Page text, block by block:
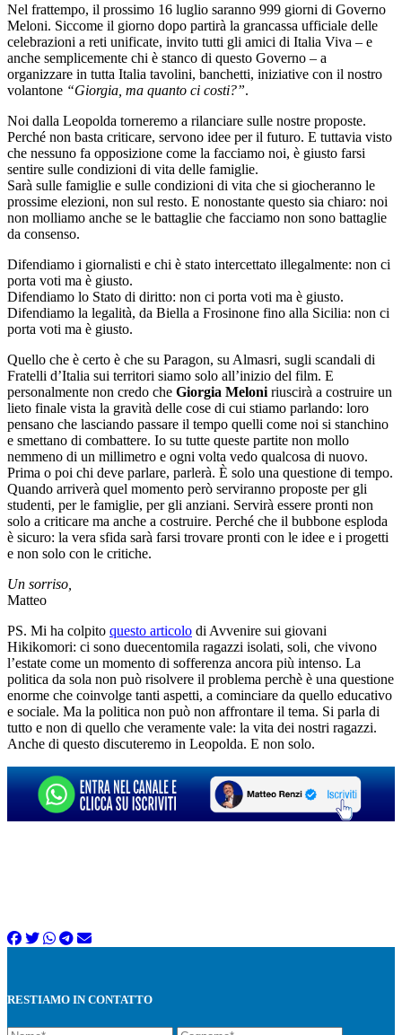
Nel frattempo, il prossimo 16 luglio saranno 999 giorni di Governo
Meloni. Siccome il giorno dopo partirà la grancassa ufficiale delle
celebrazioni a reti unificate, invito tutti gli amici di Italia Viva – e
anche semplicemente chi è stanco di questo Governo – a
organizzare in tutta Italia tavolini, banchetti, iniziative con il nostro
volantone “Giorgia, ma quanto ci costi?”.
Noi dalla Leopolda torneremo a rilanciare sulle nostre proposte.
Perché non basta criticare, servono idee per il futuro. E tuttavia visto
che nessuno fa opposizione come la facciamo noi, è giusto farsi
sentire sulle condizioni di vita delle famiglie.
Sarà sulle famiglie e sulle condizioni di vita che si giocheranno le
prossime elezioni, non sul resto. E nonostante questo sia chiaro: noi
non molliamo anche se le battaglie che facciamo non sono battaglie
da consenso.
Difendiamo i giornalisti e chi è stato intercettato illegalmente: non ci
porta voti ma è giusto.
Difendiamo lo Stato di diritto: non ci porta voti ma è giusto.
Difendiamo la legalità, da Biella a Frosinone fino alla Sicilia: non ci
porta voti ma è giusto.
Quello che è certo è che su Paragon, su Almasri, sugli scandali di
Fratelli d’Italia sui territori siamo solo all’inizio del film. E
personalmente non credo che Giorgia Meloni riuscirà a costruire un
lieto finale vista la gravità delle cose di cui stiamo parlando: loro
pensano che lasciando passare il tempo quelli come noi si stanchino
e smettano di combattere. Io su tutte queste partite non mollo
nemmeno di un millimetro e ogni volta vedo qualcosa di nuovo.
Prima o poi chi deve parlare, parlerà. È solo una questione di tempo.
Quando arriverà quel momento però serviranno proposte per gli
studenti, per le famiglie, per gli anziani. Servirà essere pronti non
solo a criticare ma anche a costruire. Perché che il bubbone esploda
è sicuro: la vera sfida sarà farsi trovare pronti con le idee e i progetti
e non solo con le critiche.
Un sorriso,
Matteo
PS. Mi ha colpito questo articolo di Avvenire sui giovani
Hikikomori: ci sono duecentomila ragazzi isolati, soli, che vivono
l’estate come un momento di sofferenza ancora più intenso. La
politica da sola non può risolvere il problema perchè è una questione
enorme che coinvolge tanti aspetti, a cominciare da quello educativo
e sociale. Ma la politica non può non affrontare il tema. Si parla di
tutto e non di quello che veramente vale: la vita dei nostri ragazzi.
Anche di questo discuteremo in Leopolda. E non solo.
RESTIAMO IN CONTATTO